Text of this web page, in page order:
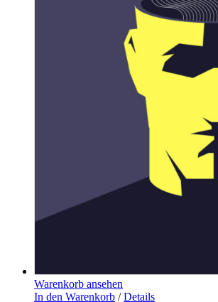
Warenkorb ansehen
In den Warenkorb / Details